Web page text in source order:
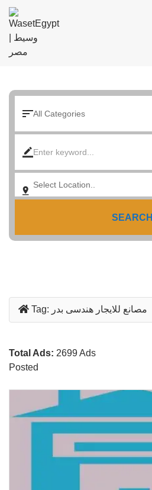
SEARCH
Tag: مصانع للايجار هندسى بدر
Total Ads: 2699 Ads
Posted